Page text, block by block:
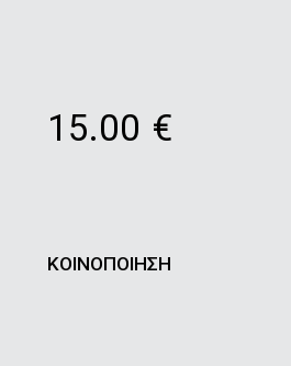
15.00 €
ΚΟΙΝΟΠΟΙΗΣΗ